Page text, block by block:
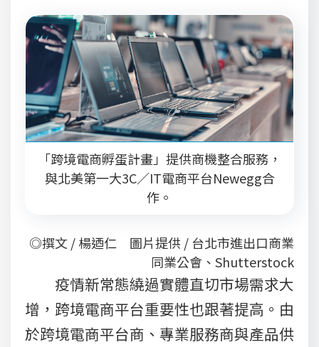
「跨境電商孵蛋計畫」提供商機整合服務，
與北美第一大3C／IT電商平台Newegg合
作。
◎撰文 / 楊迺仁 圖片提供 / 台北市進出口商業
同業公會、Shutterstock
疫情新常態繞過實體直切市場需求大
增，跨境電商平台重要性也跟著提高。由
於跨境電商平台商、專業服務商與產品供